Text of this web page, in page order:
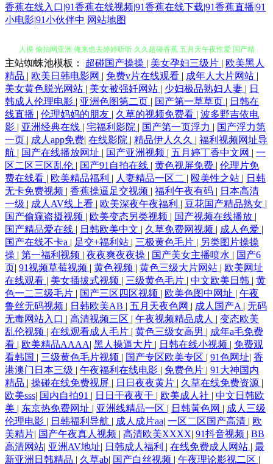
香蕉在线入口|91香蕉在线视频|91香蕉在线下载|91香蕉直播|91
小电影|91小伙伴中 网站地图
欧美性爱第二页 青草综合在线 肏屄视频看看吗 狼人综合婷婷五月 人妻人
人摸 偷拍网亚洲 俺来也去婷婷听听 久久超碰香蕉 五月天午夜性爱 国产精
品情侣自拍 日韩理伦中文字幕 精品小电影 无码破解无码破解 婷婷国产视
频 操逼日本美女 五月天婷婷专区7 AV色色中文女 黄色三级片yyc 色中色
综合色图 国产对白清晰 伊人东京热蜜桃 超碰色狠 久久97 91She视频 超碰
ts国产精品 狼友综合网 91第一福利 福利午夜理论片 人人操笔 伊人艹av AV
操老逼 韩国电影片 日韩中文在线一区 超碰大香蕉av 人人肏艹 在线观AV
成人免费AA片 久久老湿 欧美三级b 亚洲免费黄色网址 超碰97在线观 精品
老司机 91操com 欧美性爱tv 亚洲色图4app 国产做受麻豆水多 欧洲色图MV
一本道福利社 a导航福利天堂 欧美14p 午夜福利93 91视频一区蜜桃 极品韩
国无码 日韩狼友网 97人人草人人爱 国产精品夜夜 欧美成人午夜剧场 中文
字幕六区 超碰久18 欧美人妖屄 亚洲色图偷拍网 久久精品福利导航 天天干
天天日本 爱豆传媒A片 精品国产 日韩无码三级 91视频在线观 福利在线92
主站蜘蛛池模板： 超碰国产操操 | 美女孕妇三级片 | 欧美黑人
精品 | 欧美日韩电影网 | 免费v片在线观看 | 成年人大片网站 |
美女黄色脱光网站 | 美女被强奷网站 | 少妇极品熟妇人妻 | 日
韩成人伦理电影 | 亚洲色图第二页 | 国产第一草草页 | 日韩在
线直播 | 伦理妈妈的朋友 | 久草的视频免费看 | 波多野吉依电
影 | 亚洲经典在线 | 宅福利影院 | 国产第一页浮力 | 国产浮力第
一页 | 成人app免费| 在线影院 | 精品伊人久久 | 福利视频网址导
航 | 国产在线播放网址 | 国产亚洲视频 | 五月婷丁香中文网 | 一
区二区三区乱伦 | 国产91自拍在线 | 黄色视屏免费 | 伦理片免
费在线看 | 欧美精品福利 | 人妻精品一区二 | 殴美性之站 | 日韩
无卡免费视频 | 香蕉操逼足交视频 | 福利午夜有码 | 日本高清
一级 | 成人AV线上看 | 欧美深夜午夜福利 | 豆花国产精品熟女 |
国产偷窥盗摄视频 | 欧美变态另类视频 | 国产视频在线播放 |
国产精品爱在线 | 日韩欧美中文 | 久草免费网视频 | 成人色爱 |
国产在线不卡a | 足交+福利站 | 三极黄色毛片 | 另类图片操操
操 | 第一福利视频 | 夜夜爽夜夜操 | 国产美女主播喷水 | 国产6
页| 91视频草莓视频 | 黄色视频 | 黄色三级大片网站 | 欧美网址
在线观看 | 美女插拔式视频 | 三级黄色毛片 | 中文欧美日韩 | 黄
色一二三级毛片 | 国产三区四区视频 | 欧美色图中网址 | 午夜
鲁丝无码视频 | 日韩欧美AB | 五月天夜色网 | 成人国产A | 无码
无毒网站入口 | 高清视频三区 | 午夜视频精品成人 | 变态欧美
乱伦视频 | 在线观看成人毛片 | 黄色三级女高男 | 成年a毛免费
看 | 欧美精品AAAA| 黑人操逼大片 | 日韩在线小视频 | 免费观
看韩国 | 三级黄色毛片视频 | 国产专区欧美专区 | 91色网址| 香
港澳门日本三级 | 午夜福利在线电影 | 免费色片 | 91大神国内
精品 | 操碰在线免费视屏 | 日日夜夜黄片 | 久草在线免费资源 |
欧美sss| 国内自拍91 | 日日干夜夜干 | 欧美成人社 | 中文日韩欧
美 | 东京热免费网址 | 亚洲线精品一区 | 日韩黃色网 | 成人三级
伦理电影 | 日韩福利导航 | 成人成片aa| 一区二区国产高清 | 欧
美精片| 国产午夜真人视频 | 高清欧美XXXX| 91抖音视频 | BB
高清网站| 亚洲AV地址| 日韩成人福利 | 在线免费成人网站 | 最
新亚洲日韩精品 | 久草ab| 国产白丝视频 | 午夜理论影视二区 |